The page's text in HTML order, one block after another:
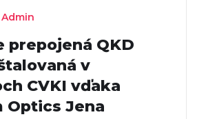
Admin
prepojená QKD
v
CVKI vďaka
Optics Jena